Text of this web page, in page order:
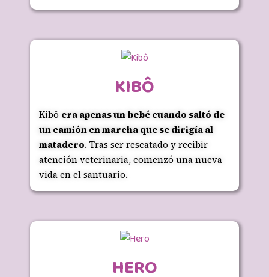
KIBÔ
Kibô era apenas un bebé cuando saltó de
un camión en marcha que se dirigía al
matadero. Tras ser rescatado y recibir
atención veterinaria, comenzó una nueva
vida en el santuario.
HERO